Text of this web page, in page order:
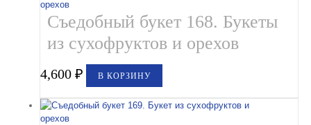
Съедобный букет 168. Букеты
из сухофруктов и орехов
4,600₽ В КОРЗИНУ